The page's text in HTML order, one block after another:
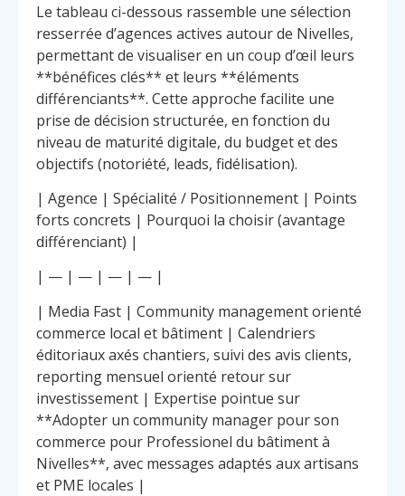
Le tableau ci-dessous rassemble une sélection
resserrée d’agences actives autour de Nivelles,
permettant de visualiser en un coup d’œil leurs
**bénéfices clés** et leurs **éléments
différenciants**. Cette approche facilite une
prise de décision structurée, en fonction du
niveau de maturité digitale, du budget et des
objectifs (notoriété, leads, fidélisation).
| Agence | Spécialité / Positionnement | Points
forts concrets | Pourquoi la choisir (avantage
différenciant) |
| — | — | — | — |
| Media Fast | Community management orienté
commerce local et bâtiment | Calendriers
éditoriaux axés chantiers, suivi des avis clients,
reporting mensuel orienté retour sur
investissement | Expertise pointue sur
**Adopter un community manager pour son
commerce pour Professionel du bâtiment à
Nivelles**, avec messages adaptés aux artisans
et PME locales |